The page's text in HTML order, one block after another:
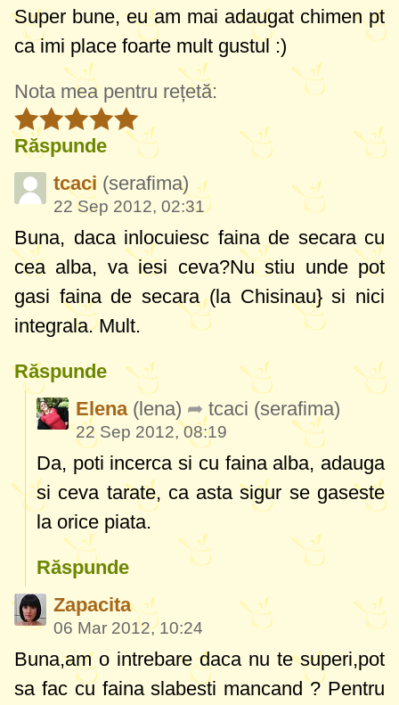
Super bune, eu am mai adaugat chimen pt
ca imi place foarte mult gustul :)
Nota mea pentru rețetă:
Răspunde
tcaci (serafima)
22 Sep 2012, 02:31
Buna, daca inlocuiesc faina de secara cu
cea alba, va iesi ceva?Nu stiu unde pot
gasi faina de secara (la Chisinau} si nici
integrala. Mult.
Răspunde
Elena (lena) tcaci (serafima)
22 Sep 2012, 08:19
Da, poti incerca si cu faina alba, adauga
si ceva tarate, ca asta sigur se gaseste
la orice piata.
Răspunde
Zapacita
06 Mar 2012, 10:24
Buna,am o intrebare daca nu te superi,pot
sa fac cu faina slabesti mancand ? Pentru